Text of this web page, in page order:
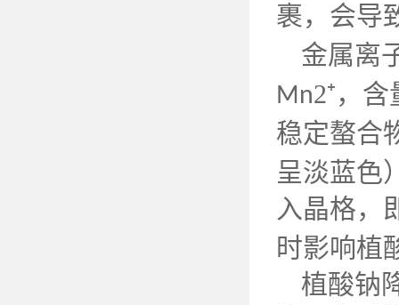
裹，会导
金属离
Mn2⁺，
稳定螯合
呈淡蓝色
入晶格，
时影响植
植酸钠